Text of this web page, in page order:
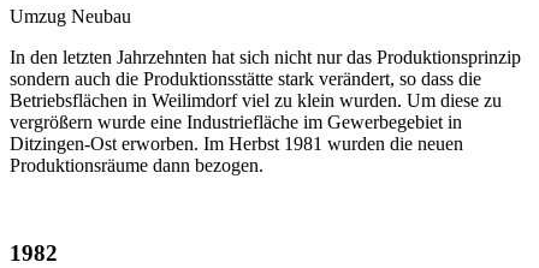
Umzug Neubau
In den letzten Jahrzehnten hat sich nicht nur das Produktionsprinzip
sondern auch die Produktionsstätte stark verändert, so dass die
Betriebsflächen in Weilimdorf viel zu klein wurden. Um diese zu
vergrößern wurde eine Industriefläche im Gewerbegebiet in
Ditzingen-Ost erworben. Im Herbst 1981 wurden die neuen
Produktionsräume dann bezogen.
1982